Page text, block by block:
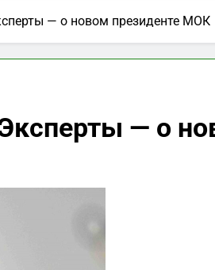
— о новом президенте МОК
— о